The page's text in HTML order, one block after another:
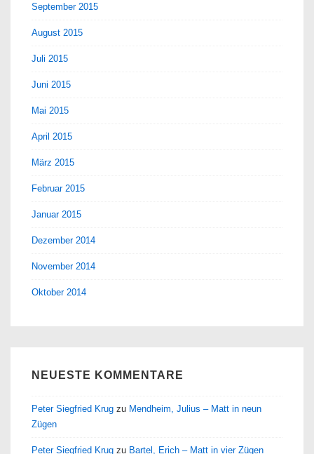
September 2015
August 2015
Juli 2015
Juni 2015
Mai 2015
April 2015
März 2015
Februar 2015
Januar 2015
Dezember 2014
November 2014
Oktober 2014
NEUESTE KOMMENTARE
Peter Siegfried Krug zu Mendheim, Julius – Matt in neun
Zügen
Peter Siegfried Krug zu Bartel, Erich – Matt in vier Zügen